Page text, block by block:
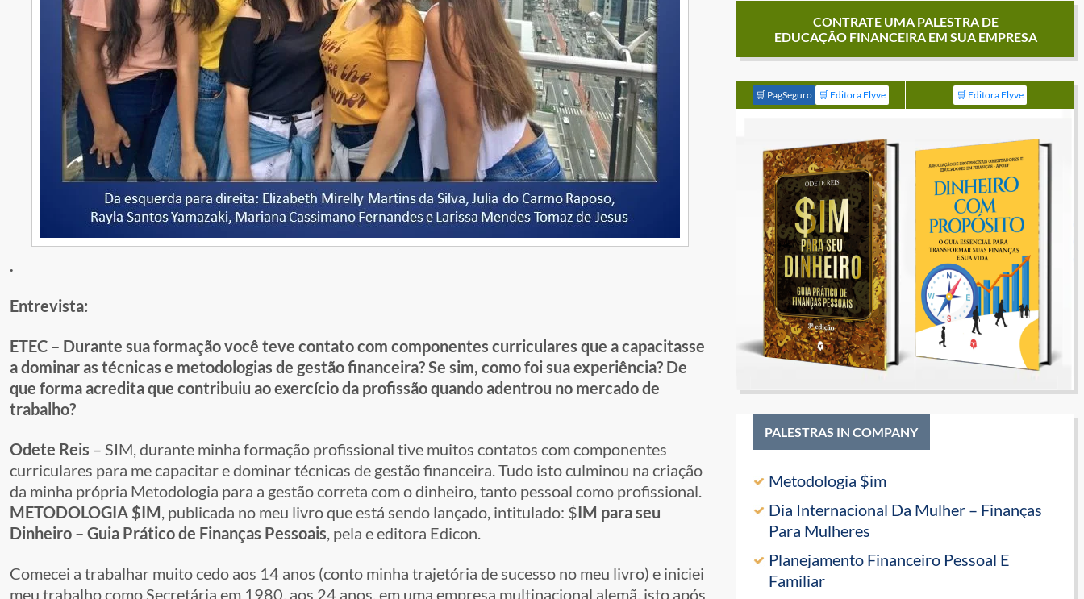
.
Entrevista:
ETEC – Durante sua formação você teve contato com componentes curriculares que a capacitasse
a dominar as técnicas e metodologias de gestão financeira? Se sim, como foi sua experiência? De
que forma acredita que contribuiu ao exercício da profissão quando adentrou no mercado de
trabalho?
Odete Reis – SIM, durante minha formação profissional tive muitos contatos com componentes
curriculares para me capacitar e dominar técnicas de gestão financeira. Tudo isto culminou na criação
da minha própria Metodologia para a gestão correta com o dinheiro, tanto pessoal como profissional.
METODOLOGIA $IM, publicada no meu livro que está sendo lançado, intitulado: $IM para seu
Dinheiro – Guia Prático de Finanças Pessoais, pela e editora Edicon.
Comecei a trabalhar muito cedo aos 14 anos (conto minha trajetória de sucesso no meu livro) e iniciei
meu trabalho como Secretária em 1980, aos 24 anos, em uma empresa multinacional alemã, isto após
CONTRATE UMA PALESTRA DE
EDUCAÇÃO FINANCEIRA EM SUA EMPRESA
🛒 PagSeguro 🛒 Editora Flyve 🛒 Editora Flyve
PALESTRAS IN COMPANY
Metodologia $im
Dia Internacional Da Mulher – Finanças
Para Mulheres
Planejamento Financeiro Pessoal E
Familiar